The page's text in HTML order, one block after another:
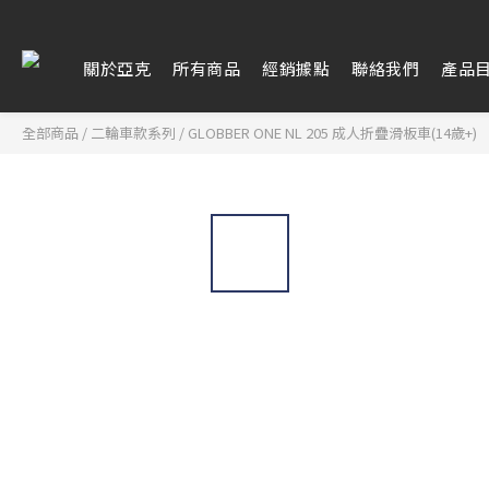
關於亞克 所有商品 經銷據點 聯絡我們 產品
全部商品 / 二輪車款系列 / GLOBBER ONE NL 205 成人折疊滑板車(14歲+)